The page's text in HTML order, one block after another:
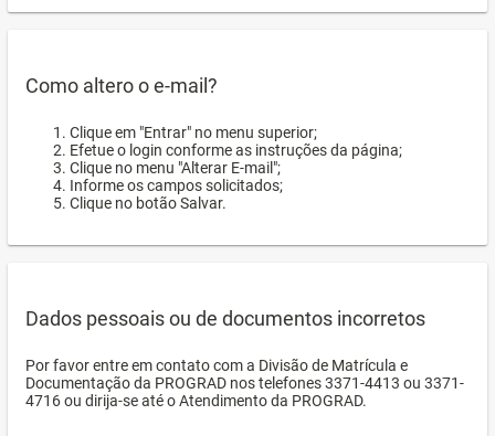
Como altero o e-mail?
Clique em "Entrar" no menu superior;
Efetue o login conforme as instruções da página;
Clique no menu "Alterar E-mail";
Informe os campos solicitados;
Clique no botão Salvar.
Dados pessoais ou de documentos incorretos
Por favor entre em contato com a Divisão de Matrícula e
Documentação da PROGRAD nos telefones 3371-4413 ou 3371-
4716 ou dirija-se até o Atendimento da PROGRAD.